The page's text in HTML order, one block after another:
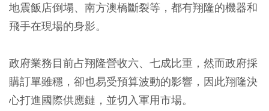
地震飯店倒塌、南方澳橋斷裂等，都有翔隆的機器和
飛手在現場的身影。
政府業務目前占翔隆營收六、七成比重，然而政府採
購訂單雖穩，卻也易受預算波動的影響，因此翔隆決
心打進國際供應鏈，並切入軍用市場。